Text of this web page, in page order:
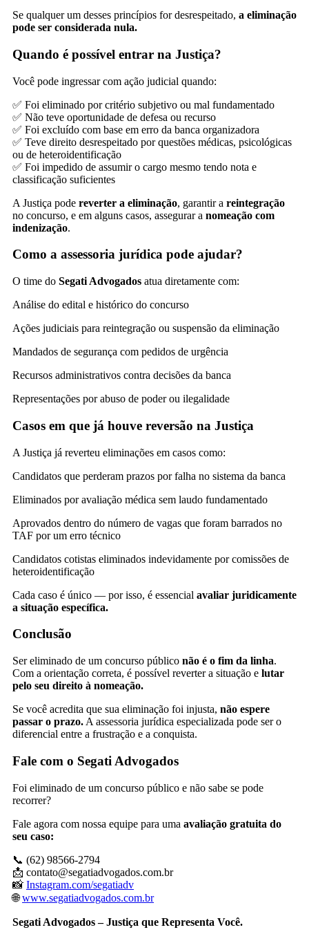
Se qualquer um desses princípios for desrespeitado, a eliminação
pode ser considerada nula.
Quando é possível entrar na Justiça?
Você pode ingressar com ação judicial quando:
✅ Foi eliminado por critério subjetivo ou mal fundamentado
✅ Não teve oportunidade de defesa ou recurso
✅ Foi excluído com base em erro da banca organizadora
✅ Teve direito desrespeitado por questões médicas, psicológicas
ou de heteroidentificação
✅ Foi impedido de assumir o cargo mesmo tendo nota e
classificação suficientes
A Justiça pode reverter a eliminação, garantir a reintegração
no concurso, e em alguns casos, assegurar a nomeação com
indenização.
Como a assessoria jurídica pode ajudar?
O time do Segati Advogados atua diretamente com:
Análise do edital e histórico do concurso
Ações judiciais para reintegração ou suspensão da eliminação
Mandados de segurança com pedidos de urgência
Recursos administrativos contra decisões da banca
Representações por abuso de poder ou ilegalidade
Casos em que já houve reversão na Justiça
A Justiça já reverteu eliminações em casos como:
Candidatos que perderam prazos por falha no sistema da banca
Eliminados por avaliação médica sem laudo fundamentado
Aprovados dentro do número de vagas que foram barrados no
TAF por um erro técnico
Candidatos cotistas eliminados indevidamente por comissões de
heteroidentificação
Cada caso é único — por isso, é essencial avaliar juridicamente
a situação específica.
Conclusão
Ser eliminado de um concurso público não é o fim da linha.
Com a orientação correta, é possível reverter a situação e lutar
pelo seu direito à nomeação.
Se você acredita que sua eliminação foi injusta, não espere
passar o prazo. A assessoria jurídica especializada pode ser o
diferencial entre a frustração e a conquista.
Fale com o Segati Advogados
Foi eliminado de um concurso público e não sabe se pode
recorrer?
Fale agora com nossa equipe para uma avaliação gratuita do
seu caso:
📞 (62) 98566-2794
📩 contato@segatiadvogados.com.br
📸 Instagram.com/segatiadv
🌐www.segatiadvogados.com.br
Segati Advogados – Justiça que Representa Você.